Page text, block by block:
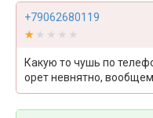
+79062680119
★★★★★
★★★★★
Какую то чушь по
орет невнятно,